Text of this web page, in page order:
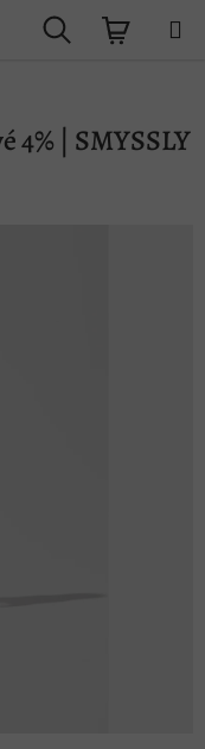
Hledat
4% | SMYSSLY